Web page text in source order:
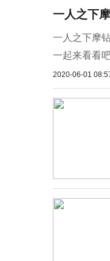
一人之下
一人之下摩
一起来看看吧
2020-06-01